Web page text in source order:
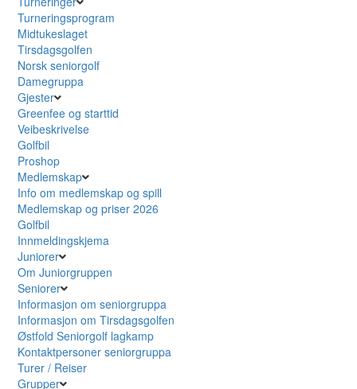
Turneringsprogram
Midtukeslaget
Tirsdagsgolfen
Norsk seniorgolf
Damegruppa
Gjester
Greenfee og starttid
Veibeskrivelse
Golfbil
Proshop
Medlemskap
Info om medlemskap og spill
Medlemskap og priser 2026
Golfbil
Innmeldingskjema
Juniorer
Om Juniorgruppen
Seniorer
Informasjon om seniorgruppa
Informasjon om Tirsdagsgolfen
Østfold Seniorgolf lagkamp
Kontaktpersoner seniorgruppa
Turer / Reiser
Grupper